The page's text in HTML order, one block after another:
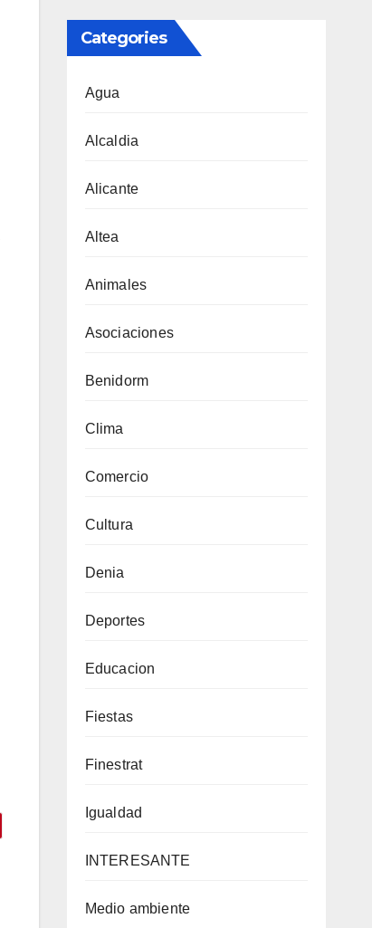
Categories
Agua
Alcaldia
Alicante
Altea
Animales
Asociaciones
Benidorm
Clima
Comercio
Cultura
Denia
Deportes
Educacion
Fiestas
Finestrat
Igualdad
INTERESANTE
Medio ambiente